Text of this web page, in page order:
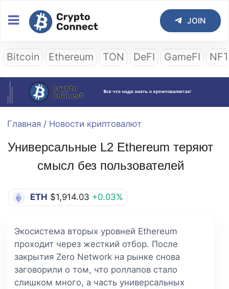
JOIN
Bitcoin Ethereum TON DeFI GameFI
Главная / Новости криптовалют
Универсальные L2 Ethereum теряют
смысл без пользователей
ETH $1,914.03 +0.03%
Экосистема вторых уровней Ethereum
проходит через жесткий отбор. После
закрытия Zero Network на рынке снова
заговорили о том, что роллапов стало
слишком много, а часть универсальных